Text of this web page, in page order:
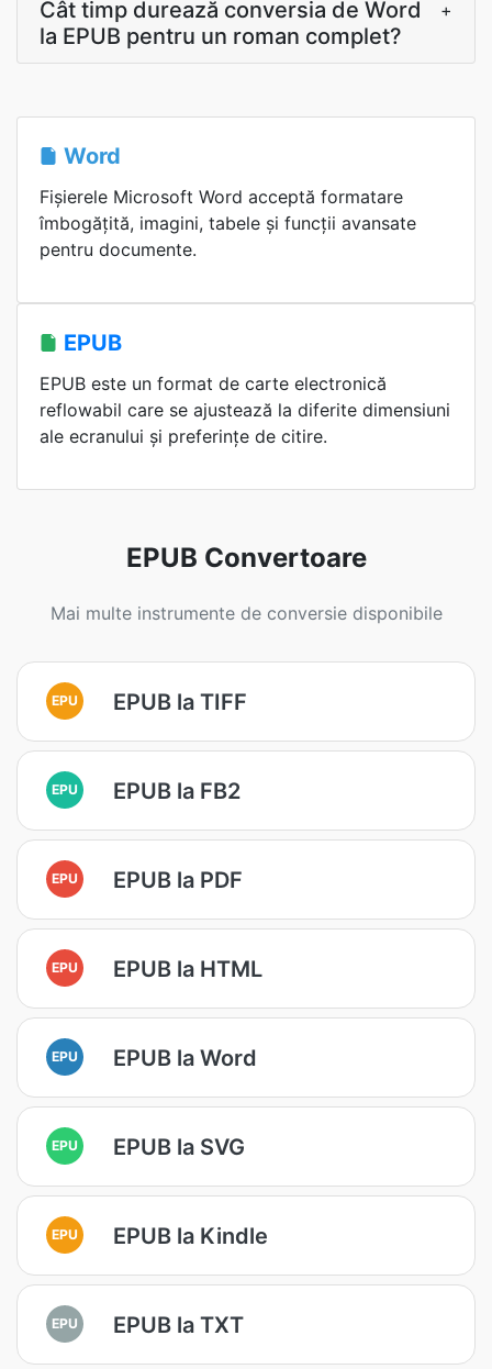
Cât timp durează conversia de Word
la EPUB pentru un roman complet?
+
Word
Fișierele Microsoft Word acceptă formatare
îmbogățită, imagini, tabele și funcții avansate
pentru documente.
EPUB
EPUB este un format de carte electronică
reflowabil care se ajustează la diferite dimensiuni
ale ecranului și preferințe de citire.
EPUB Convertoare
Mai multe instrumente de conversie disponibile
EPU EPUB la TIFF
EPU EPUB la FB2
EPU EPUB la PDF
EPU EPUB la HTML
EPU EPUB la Word
EPU EPUB la SVG
EPU EPUB la Kindle
EPU EPUB la TXT